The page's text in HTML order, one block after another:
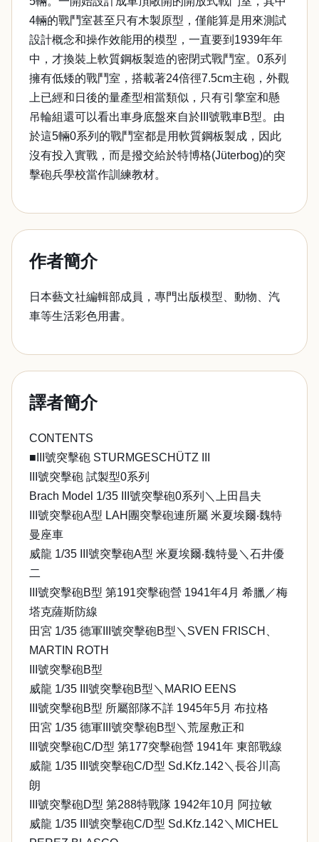
4輛的戰鬥室甚至只有木製原型，僅能算是用來測試
設計概念和操作效能用的模型，一直要到1939年年
中，才換裝上軟質鋼板製造的密閉式戰鬥室。0系列
擁有低矮的戰鬥室，搭載著24倍徑7.5cm主砲，外觀
上已經和日後的量產型相當類似，只有引擎室和懸
吊輪組還可以看出車身底盤來自於III號戰車B型。由
於這5輛0系列的戰鬥室都是用軟質鋼板製成，因此
沒有投入實戰，而是撥交給於特博格(Jüterbog)的突
擊砲兵學校當作訓練教材。
作者簡介
日本藝文社編輯部成員，專門出版模型、動物、汽
車等生活彩色用書。
譯者簡介
CONTENTS
■III號突擊砲 STURMGESCHÜTZ III
III號突擊砲 試製型0系列
Brach Model 1/35 III號突擊砲0系列＼上田昌夫
III號突擊砲A型 LAH團突擊砲連所屬 米夏埃爾‧魏特
曼座車
威龍 1/35 III號突擊砲A型 米夏埃爾‧魏特曼＼石井優
二
III號突擊砲B型 第191突擊砲營 1941年4月 希臘／梅
塔克薩斯防線
田宮 1/35 德軍III號突擊砲B型＼SVEN FRISCH、
MARTIN ROTH
III號突擊砲B型
威龍 1/35 III號突擊砲B型＼MARIO EENS
III號突擊砲B型 所屬部隊不詳 1945年5月 布拉格
田宮 1/35 德軍III號突擊砲B型＼荒屋敷正和
III號突擊砲C/D型 第177突擊砲營 1941年 東部戰線
威龍 1/35 III號突擊砲C/D型 Sd.Kfz.142＼長谷川高
朗
III號突擊砲D型 第288特戰隊 1942年10月 阿拉敏
威龍 1/35 III號突擊砲C/D型 Sd.Kfz.142＼MICHEL